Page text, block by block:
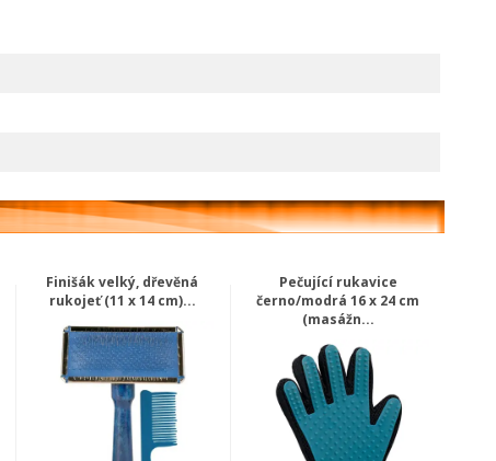
Finišák velký, dřevěná
rukojeť (11 x 14 cm)...
Pečující rukavice
černo/modrá 16 x 24 cm
(masážn...